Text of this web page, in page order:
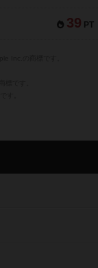
39 PT